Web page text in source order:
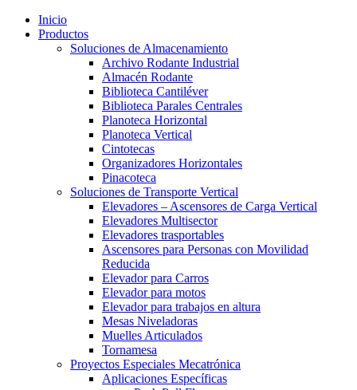
Inicio
Productos
Soluciones de Almacenamiento
Archivo Rodante Industrial
Almacén Rodante
Biblioteca Cantiléver
Biblioteca Parales Centrales
Planoteca Horizontal
Planoteca Vertical
Cintotecas
Organizadores Horizontales
Pinacoteca
Soluciones de Transporte Vertical
Elevadores – Ascensores de Carga Vertical
Elevadores Multisector
Elevadores trasportables
Ascensores para Personas con Movilidad
Reducida
Elevador para Carros
Elevador para motos
Elevador para trabajos en altura
Mesas Niveladoras
Muelles Articulados
Tornamesa
Proyectos Especiales Mecatrónica
Aplicaciones Específicas